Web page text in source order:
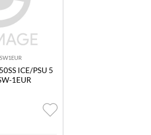
ICE/PSU 5
1EUR